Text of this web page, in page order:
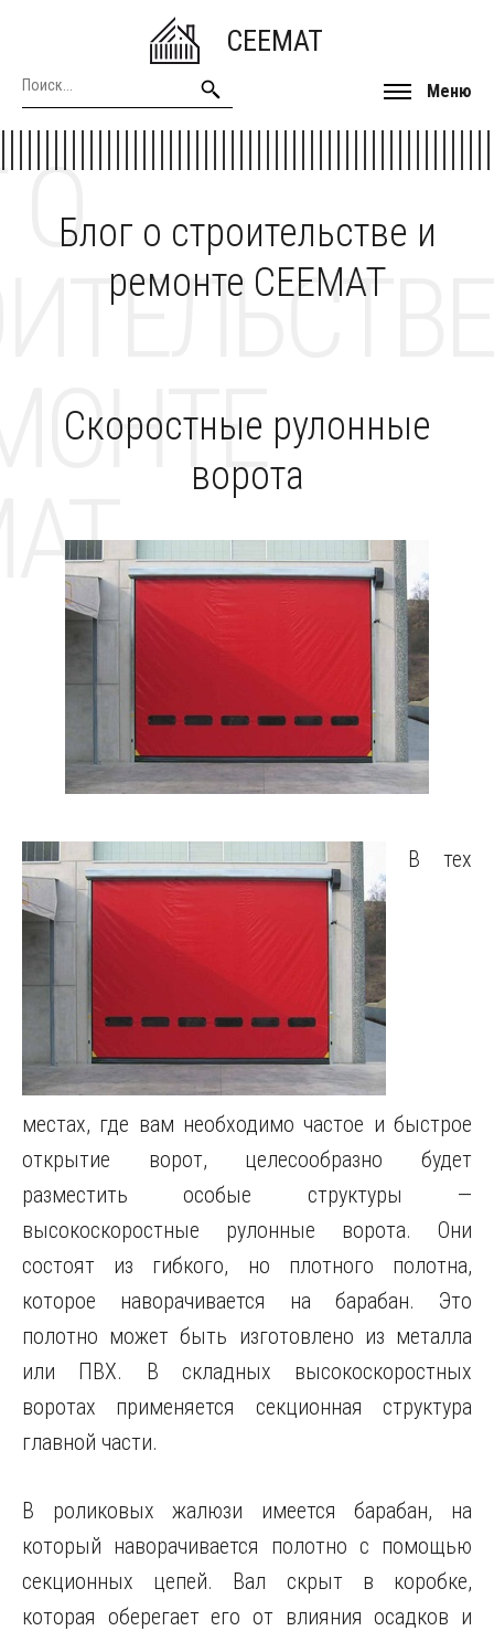
CEEMAT
Меню
Блог о строительстве и
ремонте CEEMAT
О
Скоростные рулонные
ворота
В тех
местах, где вам необходимо частое и быстрое
открытие ворот, целесообразно будет
разместить особые структуры —
высокоскоростные рулонные ворота. Они
состоят из гибкого, но плотного полотна,
которое наворачивается на барабан. Это
полотно может быть изготовлено из металла
или ПВХ. В складных высокоскоростных
воротах применяется секционная структура
главной части.
В роликовых жалюзи имеется барабан, на
который наворачивается полотно с помощью
секционных цепей. Вал скрыт в коробке,
которая оберегает его от влияния осадков и